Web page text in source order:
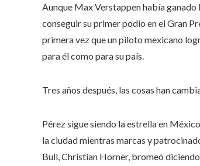
Aunque Max Verstappen había
conseguir su primer podio en el Gran
primera vez que un piloto mexicano
para él como para su país.
Tres años después, las cosas han
Pérez sigue siendo la estrella en
la ciudad mientras marcas y
Bull, Christian Horner, bromeó